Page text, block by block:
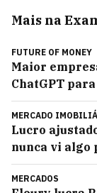
Mais na
FUTURE OF MONEY
Maior
ChatGPT
MERCADO
Lucro
nunca vi algo
MERCADOS